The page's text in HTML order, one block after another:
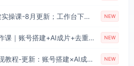
阿里巴巴1688店铺基建实操课-8月更新；工作台下载到旺铺装修客服分流，手把手搞定开店全部必备操作 NEW
YouTube油管AI视频创作课｜账号搭建+AI成片+去重限流解决方案，YPP变现一站式教学(更新0809) NEW
YouTube油管AI视频变现教程-更新：账号搭建×AI成片×去重限流解决方案×YPP变现×AI真人生成×人物一致性 NEW